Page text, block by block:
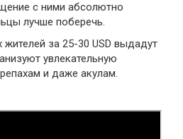
с ними абсолютно
лучше поберечь.
за 25-30 USD выдадут
увлекательную
и даже акулам.